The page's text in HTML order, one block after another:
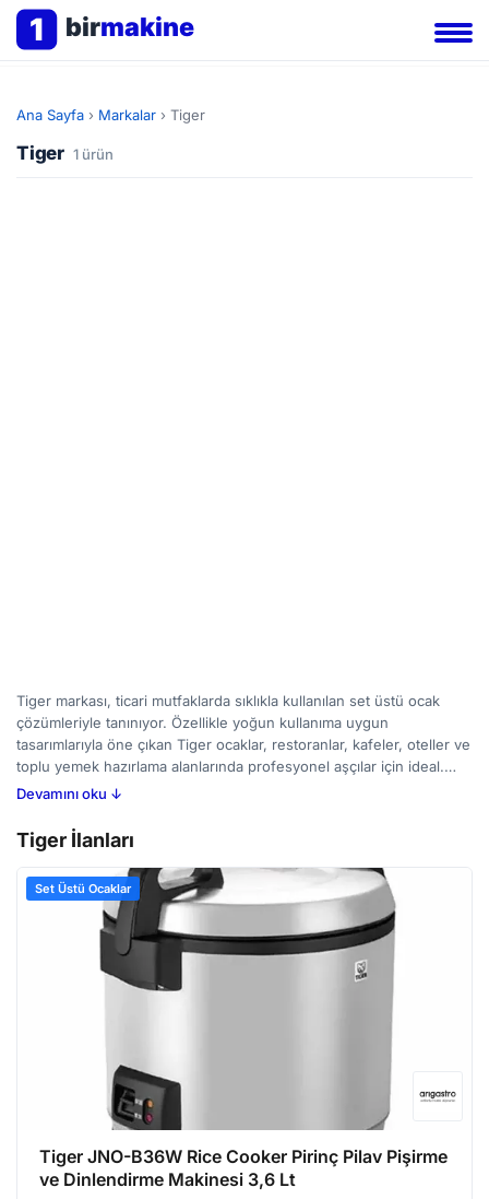
1 birmakine
Ana Sayfa › Markalar › Tiger
Tiger 1 ürün
Tiger markası, ticari mutfaklarda sıklıkla kullanılan set üstü ocak
çözümleriyle tanınıyor. Özellikle yoğun kullanıma uygun
tasarımlarıyla öne çıkan Tiger ocaklar, restoranlar, kafeler, oteller ve
toplu yemek hazırlama alanlarında profesyonel aşçılar için ideal.
Dayanıklı malzemelerden üretilmiş olmaları, uzun ömürlü kullanım
ocağın gaz tipi uyumu, brülör sayısı ve güç ayarları yer alıyor. Farklı
ihtiyaçlara cevap verecek geniş bir ürün yelpazesiyle Tiger
markasının ilanlarına BirMakine'de göz atabilir, hem yeni hem de
ikinci el seçenekleri karşılaştırarak bütçenize uygun çözümü
bulabilirsiniz.
Devamını oku ↓
Tiger İlanları
Set Üstü Ocaklar
Tiger JNO-B36W Rice Cooker Pirinç Pilav Pişirme
ve Dinlendirme Makinesi 3,6 Lt